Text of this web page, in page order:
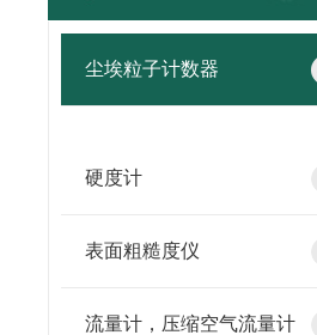
尘埃粒子计数器
硬度计
表面粗糙度仪
流量计，压缩空气流量计